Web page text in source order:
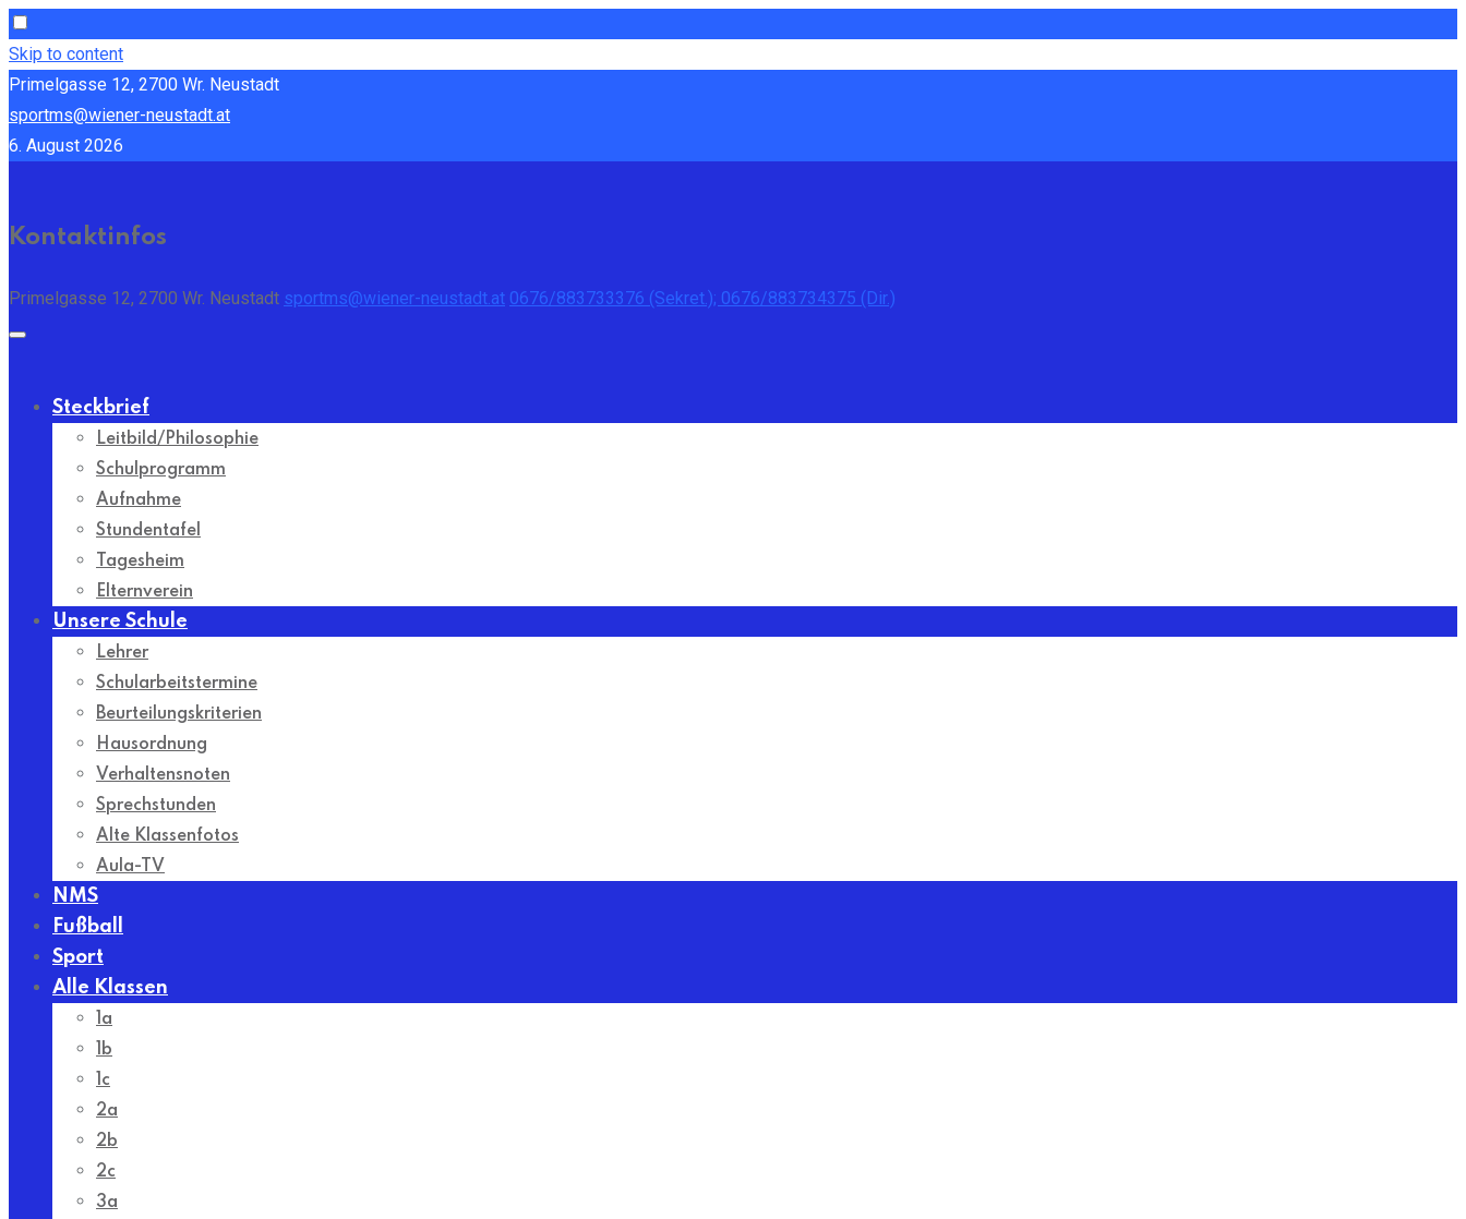
Skip to content
Primelgasse 12, 2700 Wr. Neustadt
sportms@wiener-neustadt.at
6. August 2026
Kontaktinfos
Primelgasse 12, 2700 Wr. Neustadt sportms@wiener-neustadt.at 0676/883733376 (Sekret.); 0676/883734375 (Dir.)
Steckbrief
Leitbild/Philosophie
Schulprogramm
Aufnahme
Stundentafel
Tagesheim
Elternverein
Unsere Schule
Lehrer
Schularbeitstermine
Beurteilungskriterien
Hausordnung
Verhaltensnoten
Sprechstunden
Alte Klassenfotos
Aula-TV
NMS
Fußball
Sport
Alle Klassen
1a
1b
1c
2a
2b
2c
3a